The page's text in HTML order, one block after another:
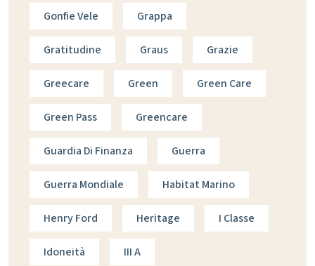
Gonfie Vele Grappa
Gratitudine Graus Grazie
Greecare Green Green Care
Green Pass Greencare
Guardia Di Finanza Guerra
Guerra Mondiale Habitat Marino
Henry Ford Heritage I Classe
Idoneità III A